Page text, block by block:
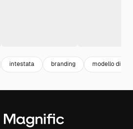
intestata branding modello di